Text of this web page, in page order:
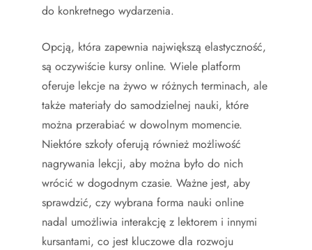
do konkretnego wydarzenia.
Opcją, która zapewnia największą elastyczność,
są oczywiście kursy online. Wiele platform
oferuje lekcje na żywo w różnych terminach, ale
także materiały do samodzielnej nauki, które
można przerabiać w dowolnym momencie.
Niektóre szkoły oferują również możliwość
nagrywania lekcji, aby można było do nich
wrócić w dogodnym czasie. Ważne jest, aby
sprawdzić, czy wybrana forma nauki online
nadal umożliwia interakcję z lektorem i innymi
kursantami, co jest kluczowe dla rozwoju